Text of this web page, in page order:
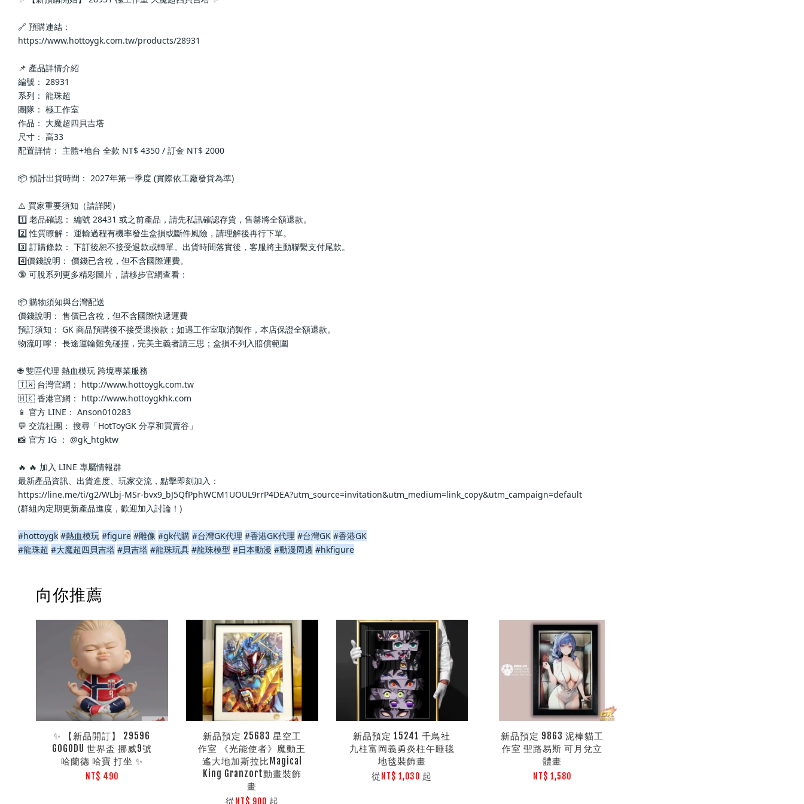
🔗 預購連結：
https://www.hottoygk.com.tw/products/28931
📌 產品詳情介紹
編號： 28931
系列： 龍珠超
團隊： 極工作室
作品： 大魔超四貝吉塔
尺寸： 高33
配置詳情： 主體+地台 全款 NT$ 4350 / 訂金 NT$ 2000
📦 預計出貨時間： 2027年第一季度 (實際依工廠發貨為準)
⚠️ 買家重要須知（請詳閱）
1️⃣ 老品確認： 編號 28431 或之前產品，請先私訊確認存貨，售罄將全額退款。
2️⃣ 性質瞭解： 運輸過程有機率發生盒損或斷件風險，請理解後再行下單。
3️⃣ 訂購條款： 下訂後恕不接受退款或轉單。出貨時間落實後，客服將主動聯繫支付尾款。
4️⃣價錢說明： 價錢已含稅，但不含國際運費。
🔞 可脫系列更多精彩圖片，請移步官網查看：
📦 購物須知與台灣配送
價錢說明： 售價已含稅，但不含國際快遞運費
預訂須知： GK 商品預購後不接受退換款；如遇工作室取消製作，本店保證全額退款。
物流叮嚀： 長途運輸難免碰撞，完美主義者請三思；盒損不列入賠償範圍
🌐 雙區代理 熱血模玩 跨境專業服務
🇹🇼 台灣官網： http://www.hottoygk.com.tw
🇭🇰 香港官網： http://www.hottoygkhk.com
📱 官方 LINE： Anson010283
💬 交流社團： 搜尋「HotToyGK 分享和買賣谷」
📸 官方 IG ： @gk_htgktw
🔥 🔥 加入 LINE 專屬情報群
最新產品資訊、出貨進度、玩家交流，點擊即刻加入：
https://line.me/ti/g2/WLbj-MSr-bvx9_bJ5QfPphWCM1UOUL9rrP4DEA?utm_source=invitation&utm_medium=link_copy&utm_campaign=default
(群組內定期更新產品進度，歡迎加入討論！)
#hottoygk #熱血模玩 #figure #雕像 #gk代購 #台灣GK代理 #香港GK代理 #台灣GK #香港GK
#龍珠超 #大魔超四貝吉塔 #貝吉塔 #龍珠玩具 #龍珠模型 #日本動漫 #動漫周邊 #hkfigure
向你推薦
✨ 【新品開訂】 29596
GOGODU 世界盃 挪威9號
哈蘭德 哈寶 打坐 ✨
NT$ 490
新品預定 25683 星空工
作室 《光能使者》魔動王
遙大地加斯拉比Magical
King Granzort動畫裝飾
畫
從 NT$ 900 起
新品預定 15241 千鳥社
九柱富岡義勇炎柱午睡毯
地毯裝飾畫
從 NT$ 1,030 起
新品預定 9863 泥棒貓工
作室 聖路易斯 可月兌立
體畫
NT$ 1,580